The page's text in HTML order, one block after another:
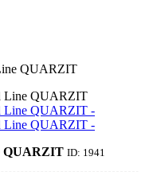
QUARZIT
QUARZIT ID: 1941